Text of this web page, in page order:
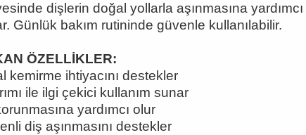
diş lerin doğal yollarla aşınmasına yardımcı
Günl ük bakım rutininde güvenle kullanı labilir.
ÖZELLİKLER:
kemirme ihtiyacını destekler
ımı ile ilgi çekici kullanım sunar
ına yardımcı olur
diş aşınmasını destekler